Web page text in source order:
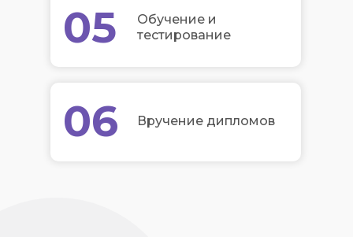
05
06
Обучение и
тестирование
Вручение дипломов